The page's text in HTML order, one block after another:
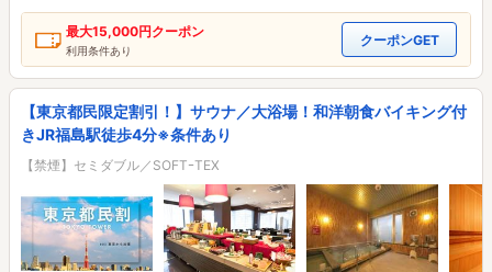
最大15,000円クーポン
利用条件あり
クーポンGET
【東京都民限定割引！】サウナ／大浴場！和洋朝食バイキング付
きJR福島駅徒歩4分※条件あり
【禁煙】セミダブル／SOFTｰTEX